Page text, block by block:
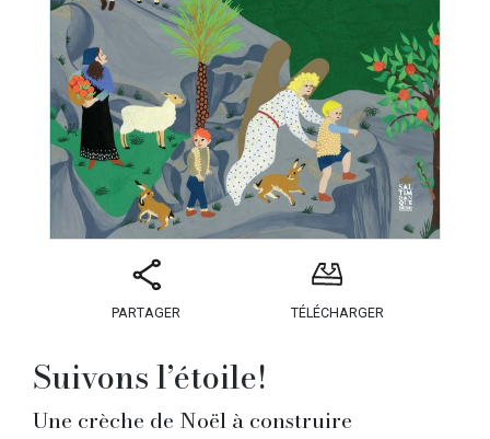
PARTAGER TÉLÉCHARGER
Suivons l’étoile!
Une crèche de Noël à construire